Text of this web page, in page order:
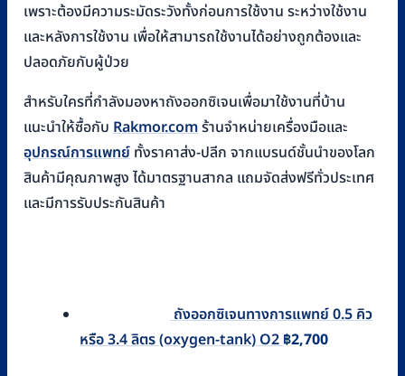
เพราะต้องมีความระมัดระวังทั้งก่อนการใช้งาน ระหว่างใช้งาน
และหลังการใช้งาน เพื่อให้สามารถใช้งานได้อย่างถูกต้องและ
ปลอดภัยกับผู้ป่วย
สำหรับใครที่กำลังมองหาถังออกซิเจนเพื่อมาใช้งานที่บ้าน
แนะนำให้ซื้อกับ Rakmor.comร้านจำหน่ายเครื่องมือและ
อุปกรณ์การแพทย์ ทั้งราคาส่ง-ปลีก จากแบรนด์ชั้นนำของโลก
สินค้ามีคุณภาพสูง ได้มาตรฐานสากล แถมจัดส่งฟรีทั่วประเทศ
และมีการรับประกันสินค้า
ถังออกซิเจนทางการแพทย์ 0.5 คิว
หรือ 3.4 ลิตร (oxygen-tank) O2 ฿2,700